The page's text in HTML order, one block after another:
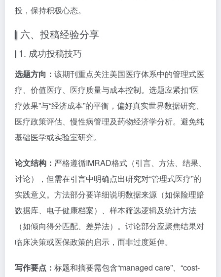
投，保持积极心态。
六、投稿经验分享
1. 成功投稿技巧
选题方向： 该期刊重点关注美国医疗体系中的管理式医
疗、价值医疗、医疗质量与成本控制。选题应紧扣“医
疗效果”与“经济成本”的平衡，偏好真实世界数据研究、
医疗政策评估、慢性病管理及药物经济学分析。避免纯
基础医学或实验室研究。
论文结构： 严格遵循IMRAD格式（引言、方法、结果、
讨论），但需在引言中明确点出研究对“管理式医疗”的
实践意义。方法部分要详细说明数据来源（如保险理赔
数据库、电子健康档案）、样本筛选逻辑及统计方法
（如倾向得分匹配、差异法）。讨论部分应聚焦结果对
临床决策或医保政策的启示，而非过度延伸。
写作要点： 标题和摘要需包含“managed care”、“cost-